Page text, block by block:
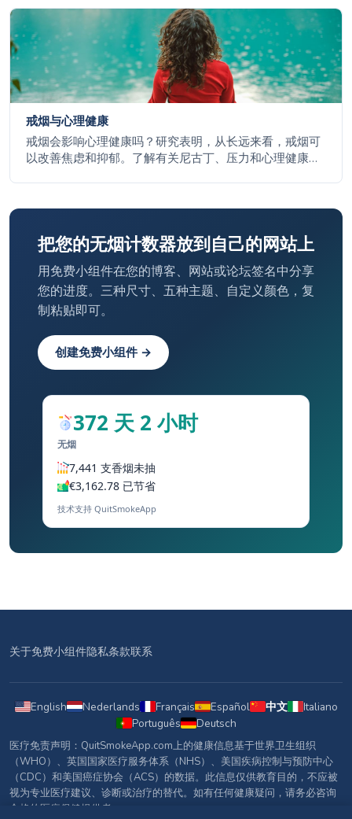
戒烟与心理健康
戒烟会影响心理健康吗？研究表明，从长远来看，戒烟可
以改善焦虑和抑郁。了解有关尼古丁、压力和心理健康的
把您的无烟计数器放到自己的网站上
用免费小组件在您的博客、网站或论坛签名中分享
您的进度。三种尺寸、五种主题、自定义颜色，复
制粘贴即可。
创建免费小组件 →
372 天 2 小时
无烟
7,441 支香烟未抽
€3,162.78 已节省
技术支持 QuitSmokeApp
关于免费小组件隐私条款联系
English Nederlands Français Español 中文
Italiano
Português
Deutsch
医疗免责声明：QuitSmokeApp.com上的健康信息基于世界卫生组织
（WHO）、英国国家医疗服务体系（NHS）、美国疾病控制与预防中心
（CDC）和美国癌症协会（ACS）的数据。此信息仅供教育目的，不应被
视为专业医疗建议、诊断或治疗的替代。如有任何健康疑问，请务必咨询
合格的医疗保健提供者。